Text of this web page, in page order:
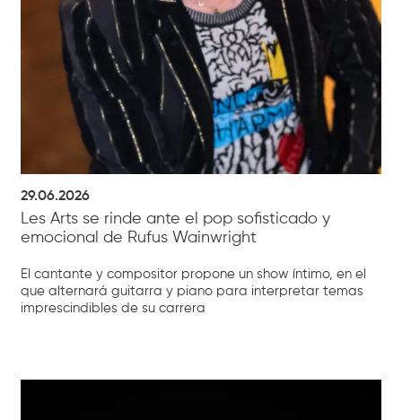
29.06.2026
Les Arts se rinde ante el pop sofisticado y
emocional de Rufus Wainwright
El cantante y compositor propone un show íntimo, en el
que alternará guitarra y piano para interpretar temas
imprescindibles de su carrera